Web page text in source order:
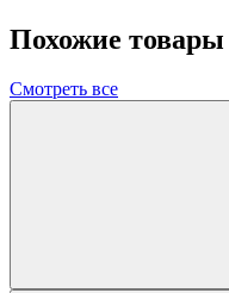
Похожие товары
Смотреть все